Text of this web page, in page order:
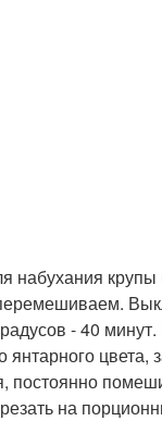
набухания
- 40 минут.
цвета,
постоянно
на